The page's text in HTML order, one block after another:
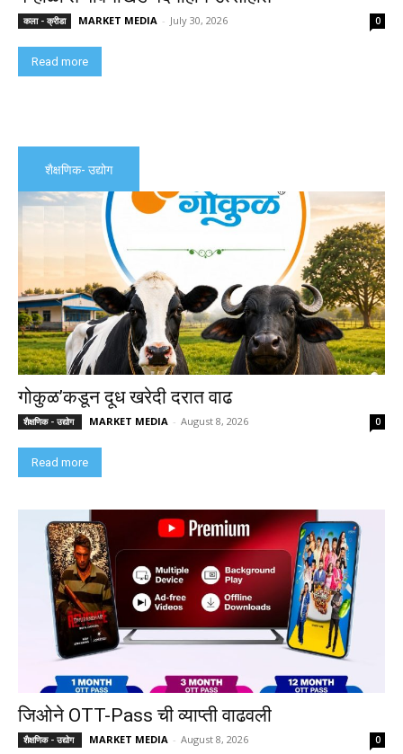
कला - क्रीडा MARKET MEDIA - July 30, 2026 0
Read more
शैक्षणिक- उद्योग
गोकुळ’कडून दूध खरेदी दरात वाढ
शैक्षणिक - उद्योग MARKET MEDIA - August 8, 2026 0
Read more
जिओने OTT-Pass ची व्याप्ती वाढवली
शैक्षणिक - उद्योग MARKET MEDIA - August 8, 2026 0